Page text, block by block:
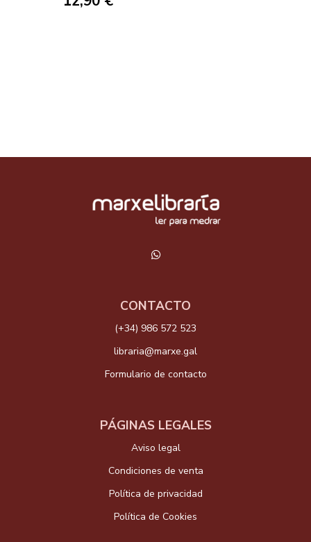
CONTACTO
(+34) 986 572 523
libraria@marxe.gal
Formulario de contacto
PÁGINAS LEGALES
Aviso legal
Condiciones de venta
Política de privacidad
Política de Cookies